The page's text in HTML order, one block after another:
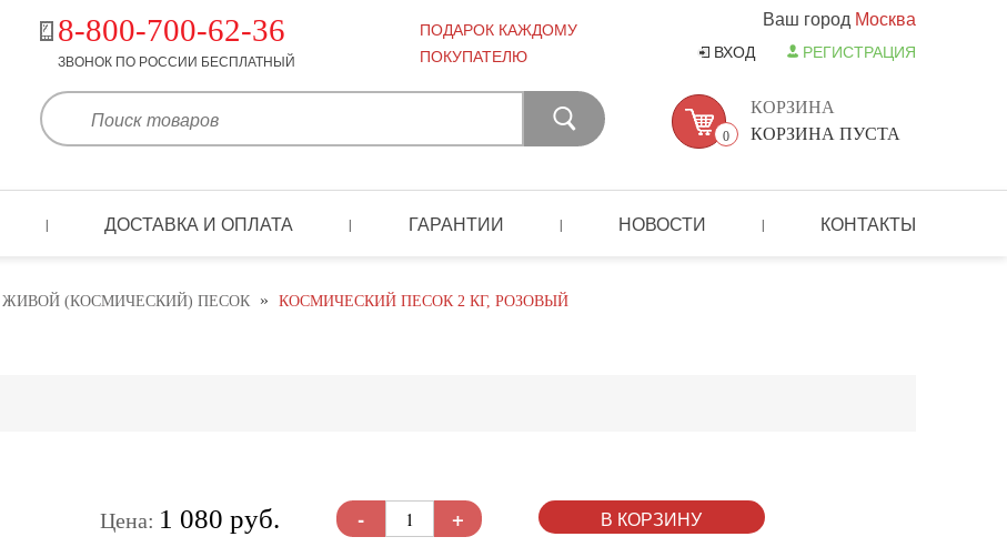
8-800-700-62-36
ЗВОНОК ПО РОССИИ БЕСПЛАТНЫЙ
ПОДАРОК КАЖДОМУ
ПОКУПАТЕЛЮ
Ваш город Москва
ВХОД РЕГИСТРАЦИЯ
0
КОРЗИНА
КОРЗИНА ПУСТА
| ДОСТАВКА И ОПЛАТА | ГАРАНТИИ | НОВОСТИ | КОНТАКТЫ
ЖИВОЙ (КОСМИЧЕСКИЙ) ПЕСОК » КОСМИЧЕСКИЙ ПЕСОК 2 КГ, РОЗОВЫЙ
Цена: 1 080 руб. - + В КОРЗИНУ